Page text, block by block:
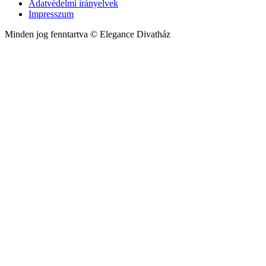
választhatók
ki
A
változatok
a
termékoldalon
Adatvédelmi irányelvek
Impresszum
Minden jog fenntartva © Elegance Divatház